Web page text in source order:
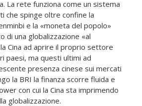
La rete funziona come un sistema
che spinge oltre confine la
e la «moneta del popolo»
di una globalizzazione «al
Cina ad aprire il proprio settore
paesi, ma questi ultimi ad
presenza cinese sui mercati
la BRI la finanza scorre fluida e
con cui la Cina sta imprimendo
globalizzazione.